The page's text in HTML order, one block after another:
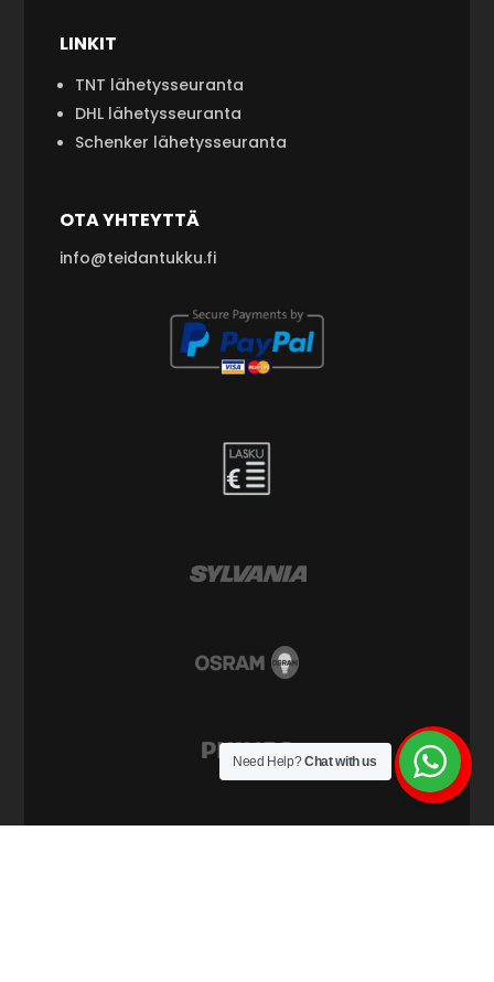
LINKIT
TNT lähetysseuranta
DHL lähetysseuranta
Schenker lähetysseuranta
OTA YHTEYTTÄ
info@teidantukku.fi
Need Help?Chat with us